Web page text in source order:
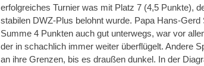
erfolgreiches Turnier was mit Platz 7 (4,5 Punkte),
stabilen DWZ-Plus belohnt wurde. Papa Hans-
Summe 4 Punkten auch gut unterwegs, war vor
der in schachlich immer weiter überflügelt. Andere
an ihre Grenzen, bis es draußen dunkel. In der